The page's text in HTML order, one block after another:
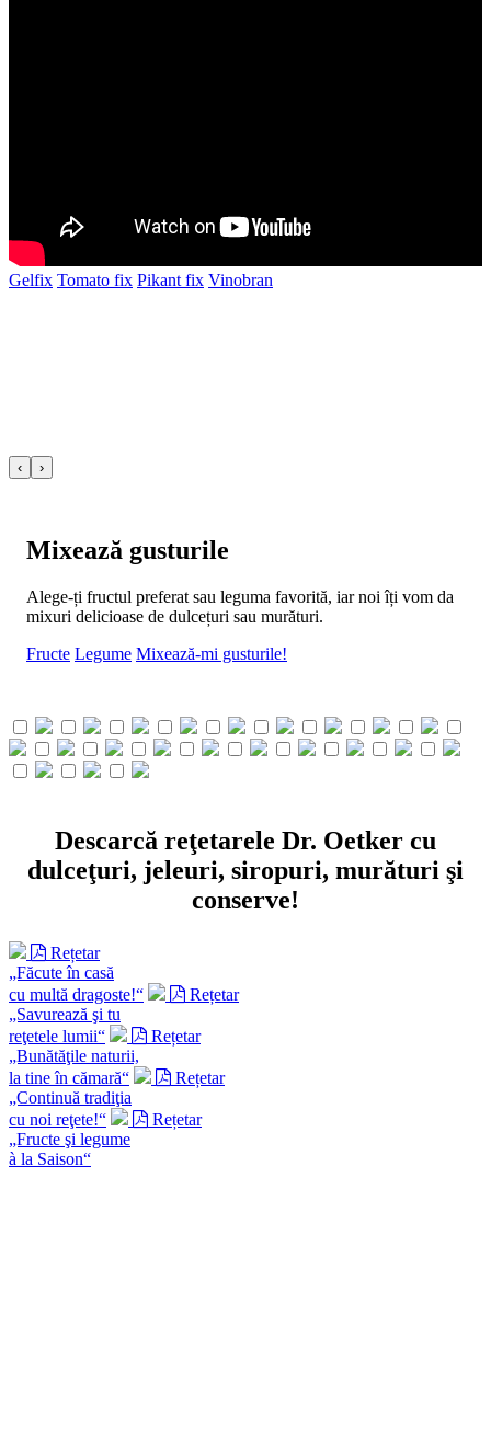
Gelfix Tomato fix Pikant fix Vinobran
‹ ›
Mixează gusturile
Alege-ți fructul preferat sau leguma favorită, iar noi îți vom da
mixuri delicioase de dulcețuri sau murături.
Fructe Legume Mixează-mi gusturile!
Descarcă reţetarele Dr. Oetker cu
dulceţuri, jeleuri, siropuri, murături şi
conserve!
Rețetar
„Făcute în casă
cu multă dragoste!“
Rețetar
„Savurează şi tu
reţetele lumii“
Rețetar
„Bunătăţile naturii,
la tine în cămară“
Rețetar
„Continuă tradiţia
cu noi reţete!“
Rețetar
„Fructe şi legume
à la Saison“